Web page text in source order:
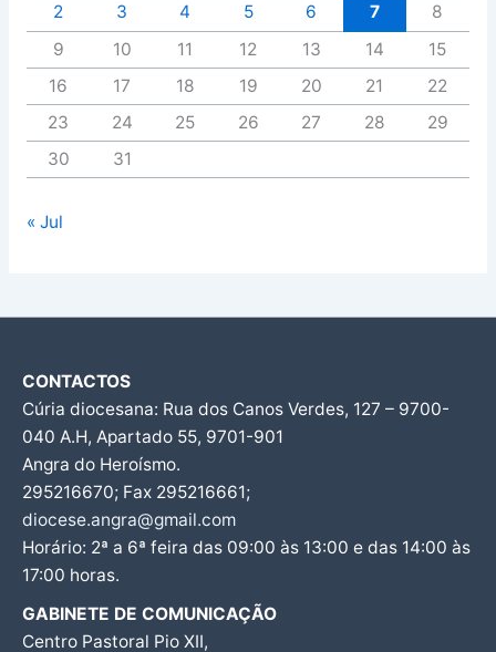
2
3 4 5 6 7
8
9
10 11 12 13 14
15
16
17 18 19 20 21
22
23
24 25 26 27 28
29
30
31
« Jul
CONTACTOS
Cúria diocesana: Rua dos Canos Verdes, 127 – 9700-
040 A.H, Apartado 55, 9701-901
Angra do Heroísmo.
295216670; Fax 295216661;
diocese.angra@gmail.com
Horário: 2ª a 6ª feira das 09:00 às 13:00 e das 14:00 às
17:00 horas.
GABINETE DE COMUNICAÇÃO
Centro Pastoral Pio XII,